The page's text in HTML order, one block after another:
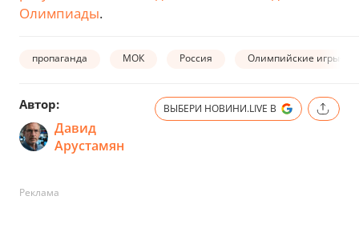
Олимпиады.
пропаганда МОК Россия Олимпийские игры-
Автор:
Давид
Арустамян
ВЫБЕРИ НОВИНИ.LIVE В
Реклама